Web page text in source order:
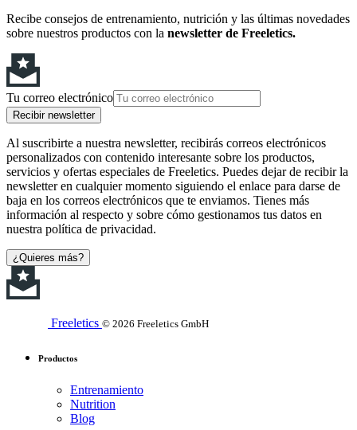
Recibe consejos de entrenamiento, nutrición y las últimas novedades
sobre nuestros productos con la newsletter de Freeletics.
Tu correo electrónico
Recibir newsletter
Al suscribirte a nuestra newsletter, recibirás correos electrónicos
personalizados con contenido interesante sobre los productos,
servicios y ofertas especiales de Freeletics. Puedes dejar de recibir la
newsletter en cualquier momento siguiendo el enlace para darse de
baja en los correos electrónicos que te enviamos. Tienes más
información al respecto y sobre cómo gestionamos tus datos en
nuestra política de privacidad.
¿Quieres más?
Freeletics © 2026 Freeletics GmbH
Productos
Entrenamiento
Nutrition
Blog